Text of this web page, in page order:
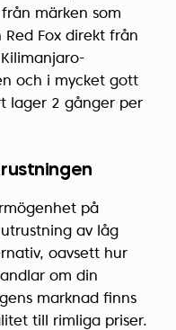
märken som
Red Fox direkt från
och i mycket gott
lager 2 gånger per
på
av låg
oavsett hur
om din
marknad finns
till rimliga priser.